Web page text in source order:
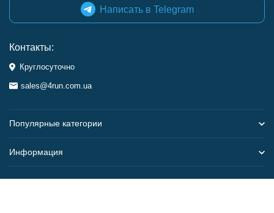
Написать в Telegram
Контакты:
Круглосуточно
sales@4run.com.ua
Популярные категории
Информация